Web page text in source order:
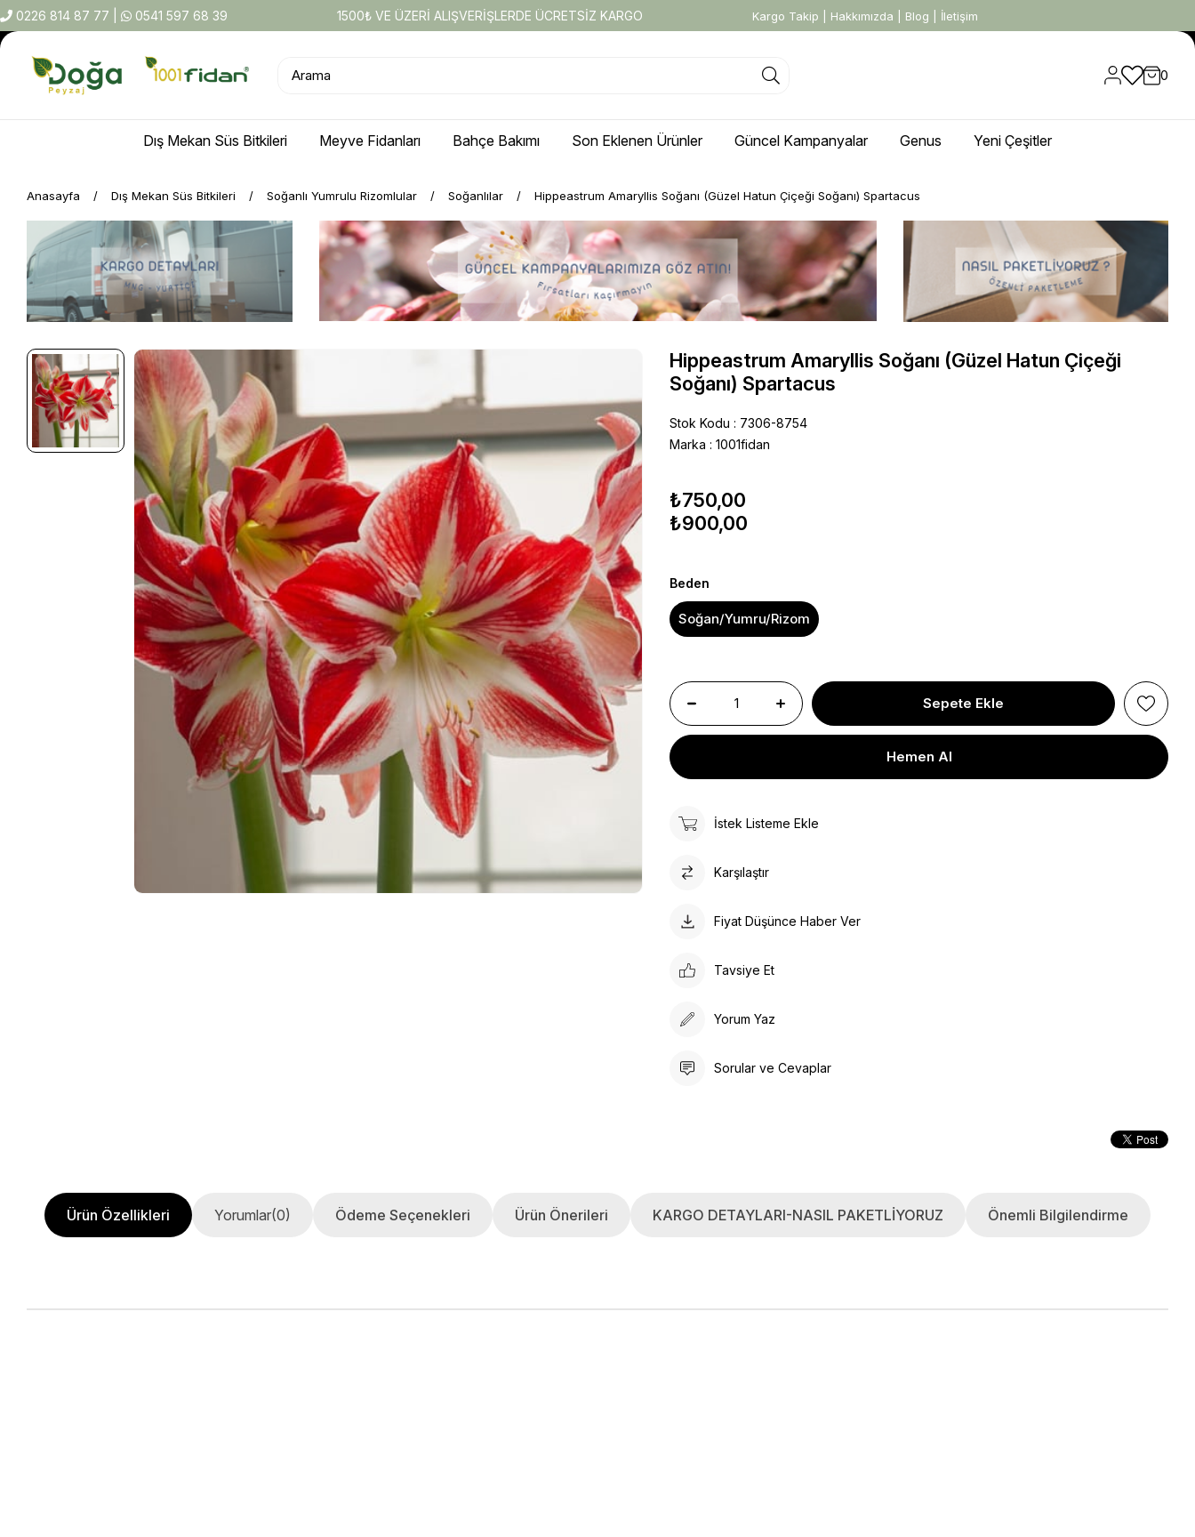
0226 814 87 77 0541 597 68 39 1500₺ VE ÜZERİ ALIŞVERİŞLERDE ÜCRETSİZ KARGO Kargo Takip Hakkımızda Blog İletişim
0
Dış Mekan Süs Bitkileri Meyve Fidanları Bahçe Bakımı Son Eklenen Ürünler Güncel Kampanyalar Genus Yeni Çeşitler
Anasayfa Dış Mekan Süs Bitkileri Soğanlı Yumrulu Rizomlular Soğanlılar Hippeastrum Amaryllis Soğanı (Güzel Hatun Çiçeği Soğanı) Spartacus
Hippeastrum Amaryllis Soğanı (Güzel Hatun Çiçeği
Soğanı) Spartacus
Stok Kodu
7306-8754
Marka : 1001fidan
₺750,00
₺900,00
Beden
Soğan/Yumru/Rizom
İstek Listeme Ekle
Karşılaştır
Fiyat Düşünce Haber Ver
Tavsiye Et
Yorum Yaz
Sorular ve Cevaplar
Ürün Özellikleri Yorumlar(0) Ödeme Seçenekleri Ürün Önerileri KARGO DETAYLARI-NASIL PAKETLİYORUZ Önemli Bilgilendirme